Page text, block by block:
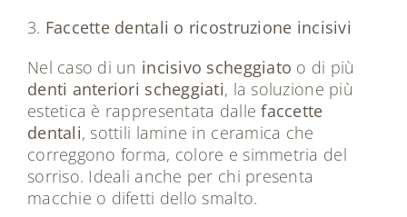
3. Faccette dentali o ricostruzione incisivi
Nel caso di un incisivo scheggiato o di più
denti anteriori scheggiati, la soluzione più
estetica è rappresentata dallefaccette
dentali, sottili lamine in ceramica che
correggono forma, colore e simmetria del
sorriso. Ideali anche per chi presenta
macchie o difetti dello smalto.